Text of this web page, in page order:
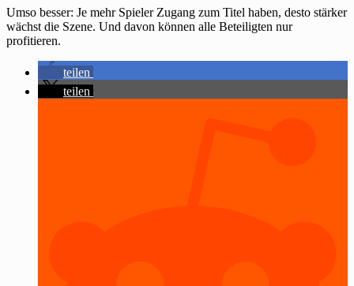
Umso besser: Je mehr Spieler Zugang zum Titel haben, desto stärker
wächst die Szene. Und davon können alle Beteiligten nur
profitieren.
teilen
teilen